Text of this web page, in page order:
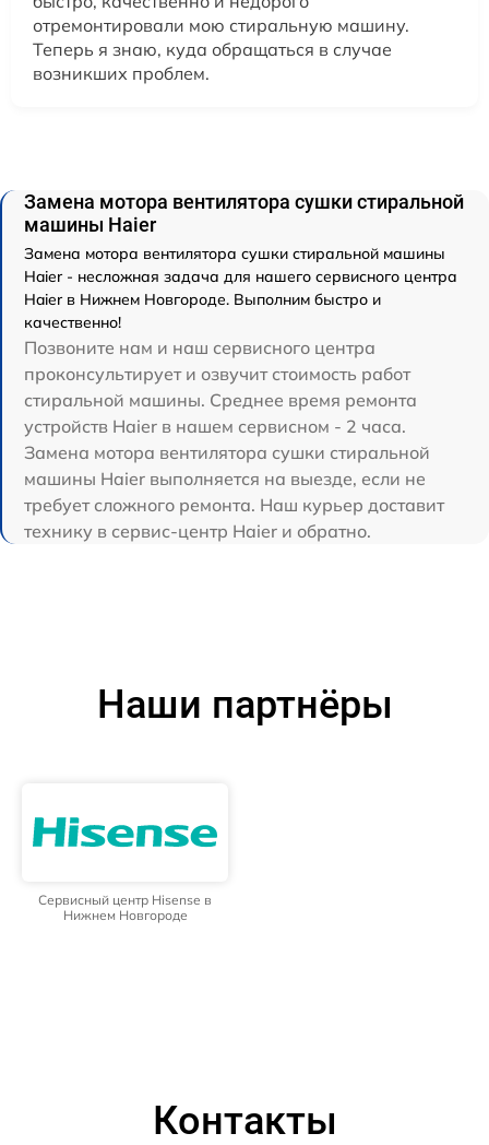
отремонтировали мою стиральную машину.
Теперь я знаю, куда обращаться в случае
возникших проблем.
Замена мотора вентилятора сушки стиральной
машины Haier
Замена мотора вентилятора сушки стиральной машины
Haier - несложная задача для нашего сервисного центра
Haier в Нижнем Новгороде. Выполним быстро и
качественно!
Позвоните нам и наш сервисного центра
проконсультирует и озвучит стоимость работ
стиральной машины. Среднее время ремонта
устройств Haier в нашем сервисном - 2 часа.
Замена мотора вентилятора сушки стиральной
машины Haier выполняется на выезде, если не
требует сложного ремонта. Наш курьер доставит
технику в сервис-центр Haier и обратно.
Наши партнёры
Сервисный центр Hisense в
Нижнем Новгороде
Контакты